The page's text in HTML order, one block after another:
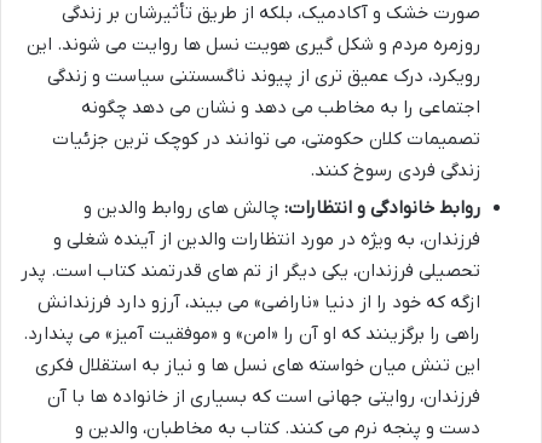
صورت خشک و آکادمیک، بلکه از طریق تأثیرشان بر زندگی
روزمره مردم و شکل گیری هویت نسل ها روایت می شوند. این
رویکرد، درک عمیق تری از پیوند ناگسستنی سیاست و زندگی
اجتماعی را به مخاطب می دهد و نشان می دهد چگونه
تصمیمات کلان حکومتی، می توانند در کوچک ترین جزئیات
زندگی فردی رسوخ کنند.
روابط خانوادگی و انتظارات: چالش های روابط والدین و
فرزندان، به ویژه در مورد انتظارات والدین از آینده شغلی و
تحصیلی فرزندان، یکی دیگر از تم های قدرتمند کتاب است. پدر
ازگه که خود را از دنیا «ناراضی» می بیند، آرزو دارد فرزندانش
راهی را برگزینند که او آن را «امن» و «موفقیت آمیز» می پندارد.
این تنش میان خواسته های نسل ها و نیاز به استقلال فکری
فرزندان، روایتی جهانی است که بسیاری از خانواده ها با آن
دست و پنجه نرم می کنند. کتاب به مخاطبان، والدین و